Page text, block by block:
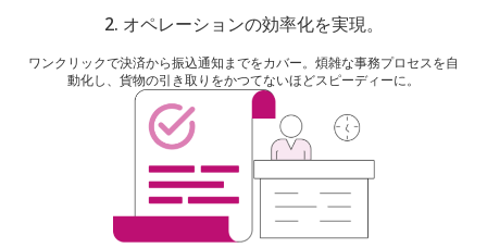
2. オペレーションの効率化を実現。
ワンクリックで決済から振込通知までをカバー。煩雑な事務プロセスを自
動化し、貨物の引き取りをかつてないほどスピーディーに。